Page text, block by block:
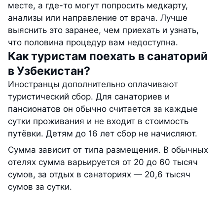
месте, а где-то могут попросить медкарту,
анализы или направление от врача. Лучше
выяснить это заранее, чем приехать и узнать,
что половина процедур вам недоступна.
Как туристам поехать в санаторий
в Узбекистан?
Иностранцы дополнительно оплачивают
туристический сбор. Для санаториев и
пансионатов он обычно считается за каждые
сутки проживания и не входит в стоимость
путёвки. Детям до 16 лет сбор не начисляют.
Сумма зависит от типа размещения. В обычных
отелях сумма варьируется от 20 до 60 тысяч
сумов, за отдых в санаториях — 20,6 тысяч
сумов за сутки.